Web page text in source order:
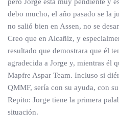
debo mucho, el año pasado se la
no salió bien en Assen, no se
Creo que en Alcañiz, y
resultado que demostrara que él
agradecida a Jorge y, mientras él
Mapfre Aspar Team. Incluso si
QMMF, sería con su ayuda, con
Repito: Jorge tiene la primera
situación.